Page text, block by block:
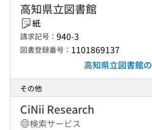
高知県立図書館
紙
請求記号： 940-3
図書登録番号： 1101869137
高知県立図書館
その他
CiNii Research
検索サービス